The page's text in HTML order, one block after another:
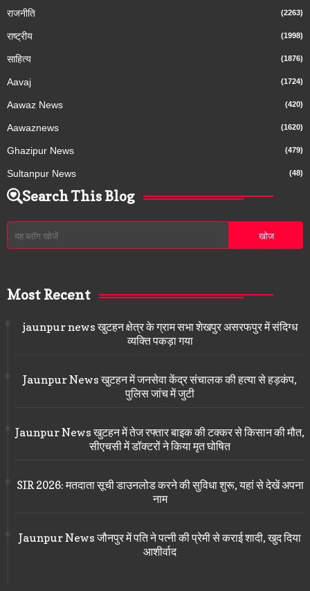
राजनीति (2263)
राष्ट्रीय (1998)
साहित्य (1876)
Aavaj (1724)
Aawaz News (420)
Aawaznews (1620)
Ghazipur News (479)
Sultanpur News (48)
Search This Blog
Most Recent
jaunpur news खुटहन क्षेत्र के ग्राम सभा शेखपुर असरफपुर में संदिग्ध
व्यक्ति पकड़ा गया
Jaunpur News खुटहन में जनसेवा केंद्र संचालक की हत्या से हड़कंप,
पुलिस जांच में जुटी
Jaunpur News खुटहन में तेज रफ्तार बाइक की टक्कर से किसान की मौत,
सीएचसी में डॉक्टरों ने किया मृत घोषित
SIR 2026: मतदाता सूची डाउनलोड करने की सुविधा शुरू, यहां से देखें अपना
नाम
Jaunpur News जौनपुर में पति ने पत्नी की प्रेमी से कराई शादी, खुद दिया
आशीर्वाद